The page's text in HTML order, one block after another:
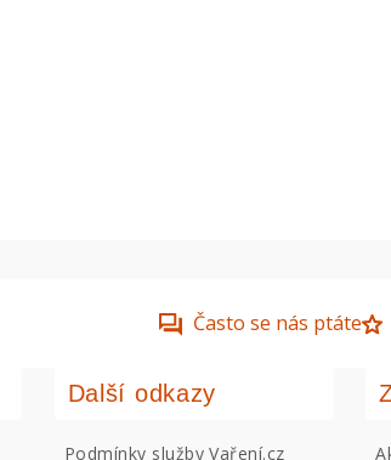
Často se nás ptáte
Další odkazy
Podmínky služby Vaření.cz